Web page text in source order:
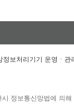
정보처리기기 운영ㆍ관
정보통신망법에 의